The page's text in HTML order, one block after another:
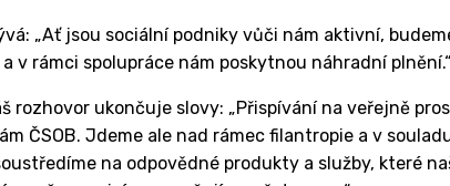
„Ať jsou sociální podniky vůči nám aktivní,
v rámci spolupráce nám poskytnou náhradní plnění.“
rozhovor ukončuje slovy: „Přispívání na veřejně
ČSOB. Jdeme ale nad rámec filantropie a v
na odpovědné produkty a služby, které